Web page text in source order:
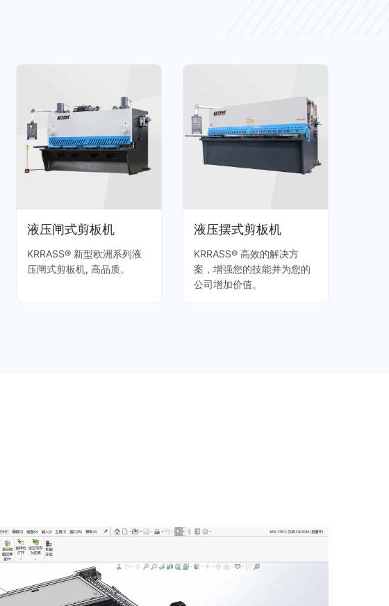
液压闸式剪板机
KRRASS® 新型欧洲系列液
压闸式剪板机, 高品质。
液压摆式剪板机
KRRASS® 高效的解决方
案，增强您的技能并为您的
公司增加价值。